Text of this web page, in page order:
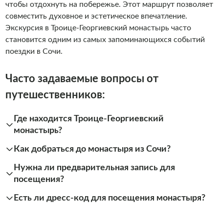
чтобы отдохнуть на побережье. Этот маршрут позволяет
совместить духовное и эстетическое впечатление.
Экскурсия в Троице-Георгиевский монастырь часто
становится одним из самых запоминающихся событий
поездки в Сочи.
Часто задаваемые вопросы от
путешественников:
Где находится Троице-Георгиевский
монастырь?
Как добраться до монастыря из Сочи?
Нужна ли предварительная запись для
посещения?
Есть ли дресс-код для посещения монастыря?